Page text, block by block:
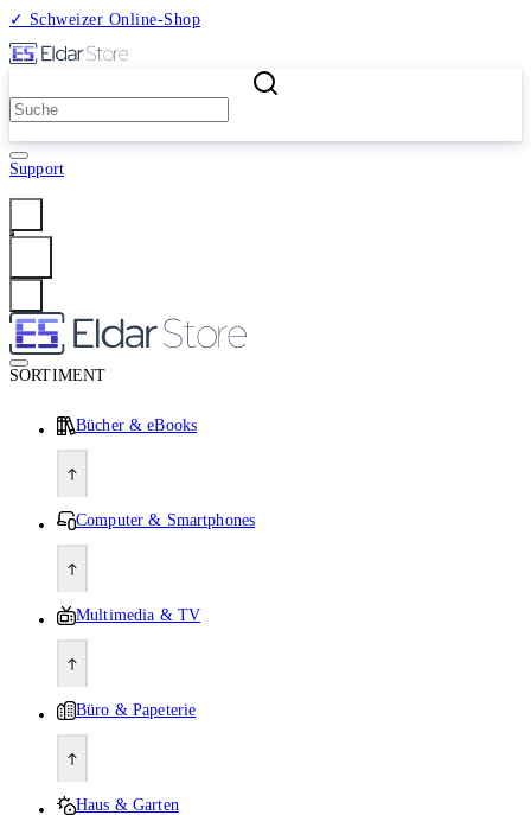
✓ Schweizer Online-Shop
Support
SORTIMENT
Bücher & eBooks
Computer & Smartphones
Multimedia & TV
Büro & Papeterie
Haus & Garten